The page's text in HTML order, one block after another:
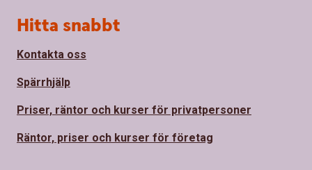
Sidfot
Hitta snabbt
Kontakta oss
Spärrhjälp
Priser, räntor och kurser för privatpersoner
Räntor, priser och kurser för företag